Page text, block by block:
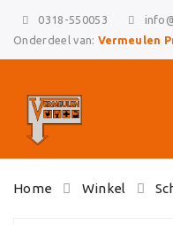
0318-550053
Onderdeel van: Vermeulen
to
Home Winkel